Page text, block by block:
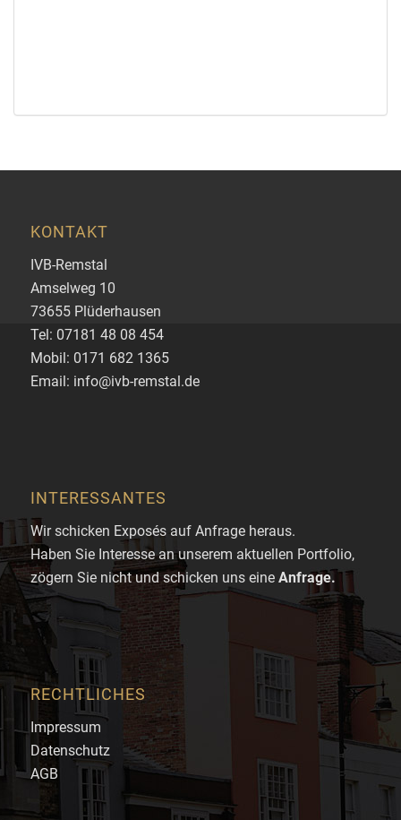
KONTAKT
IVB-Remstal
Amselweg 10
73655 Plüderhausen
Tel: 07181 48 08 454
Mobil: 0171 682 1365
Email: info@ivb-remstal.de
INTERESSANTES
Wir schicken Exposés auf Anfrage heraus.
Haben Sie Interesse an unserem aktuellen Portfolio,
zögern Sie nicht und schicken uns eine Anfrage.
RECHTLICHES
Impressum
Datenschutz
AGB